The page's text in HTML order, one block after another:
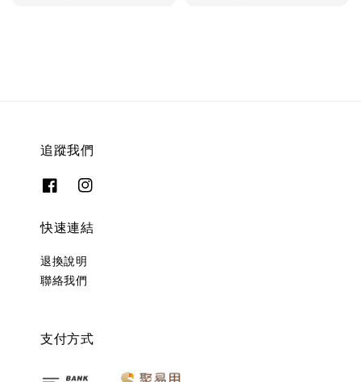
追蹤我們
快速連結
退換說明
聯絡我們
支付方式